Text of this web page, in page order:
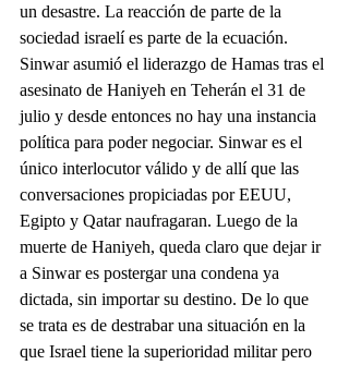
un desastre. La reacción de parte de la
sociedad israelí es parte de la ecuación.
Sinwar asumió el liderazgo de Hamas tras el
asesinato de Haniyeh en Teherán el 31 de
julio y desde entonces no hay una instancia
política para poder negociar. Sinwar es el
único interlocutor válido y de allí que las
conversaciones propiciadas por EEUU,
Egipto y Qatar naufragaran. Luego de la
muerte de Haniyeh, queda claro que dejar ir
a Sinwar es postergar una condena ya
dictada, sin importar su destino. De lo que
se trata es de destrabar una situación en la
que Israel tiene la superioridad militar pero